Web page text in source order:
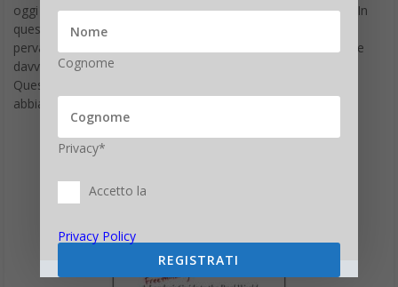
oggi accettiamo come dati di fatto sono tutt’altro che vere. In
questo libro, Buckingham e Goodall smantellano nove miti
pervasivi sul luogo di lavoro e rivelano ciò a cui bisognerebbe
davvero mirare se si vuole diventare un leader eccezionale.
Questa è una lettura particolarmente brillante per chiunque
abbia passato decenni a scalare la gerarchia aziendale.
Cognome
Privacy*
Accetto la
Privacy Policy
REGISTRATI